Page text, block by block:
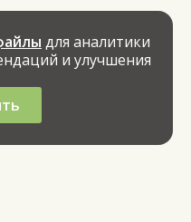
для аналитики
и улучшения